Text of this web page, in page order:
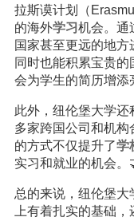
拉斯谟计划（
的海外学习机会。通
国家甚至更远的地
同时也能积累宝贵
会为学生的简历增添
此外，纽伦堡大学
多家跨国公司和机
的方式不仅提升了学
实习和就业的机会。
总的来说，纽伦堡
上有着扎实的基础